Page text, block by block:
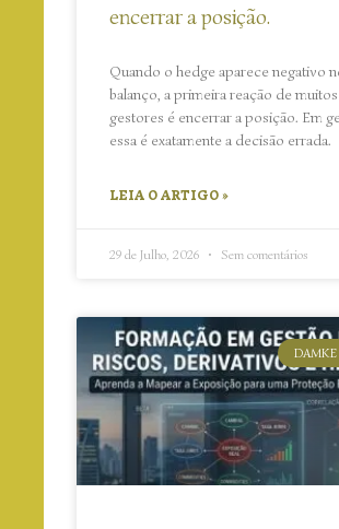
encerrar a posição.
Quando o hedge aparece negativo
balanço, a primeira reação de muitos
gestores é encerrar a posição. Em
essa é exatamente a decisão errada.
LEIA O ARTIGO »
29 de Julho, 2026 Sem comentários